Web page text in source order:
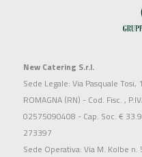
New Catering S.r.l.
Sede Legale: Via Pasquale Tosi,
ROMAGNA (RN) - Cod. Fisc. ,
02575090408 - Cap. Soc. €
273397
Sede Operativa: Via M. Kolbe